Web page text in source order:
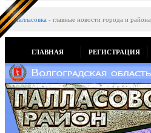
Палласовка - главные новости города и района
ГЛАВНАЯ РЕГИСТРАЦИЯ